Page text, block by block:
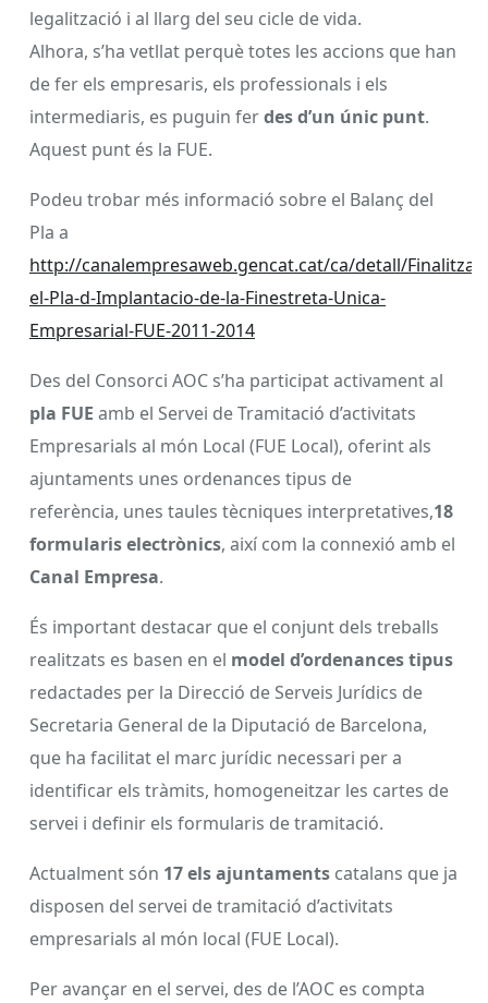
legalització i al llarg del seu cicle de vida.
Alhora, s’ha vetllat perquè totes les accions que han
de fer els empresaris, els professionals i els
intermediaris, es puguin ferdes d’un únic punt.
Aquest punt és la FUE.
Podeu trobar més informació sobre el Balanç del
Pla a
http://canalempresaweb.gencat.cat/ca/detall/Finalitza-
el-Pla-d-Implantacio-de-la-Finestreta-Unica-
Empresarial-FUE-2011-2014
Des del Consorci AOC s’ha participat activament al
pla FUE amb el Servei de Tramitació d’activitats
Empresarials al món Local (FUE Local), oferint als
ajuntaments unes ordenances tipus de
referència, unes taules tècniques interpretatives,18
formularis electrònics, així com la connexió amb el
Canal Empresa.
És important destacar que el conjunt dels treballs
realitzats es basen en el model d’ordenancestipus
redactades per la Direcció de Serveis Jurídics de
Secretaria General de la Diputació de Barcelona,
que ha facilitat el marc jurídic necessari per a
identificar els tràmits, homogeneitzar les cartes de
servei i definir els formularis de tramitació.
Actualment són 17 els ajuntaments catalans que ja
disposen del servei de tramitació d’activitats
empresarials al món local (FUE Local).
Per avançar en el servei, des de l’AOC es compta